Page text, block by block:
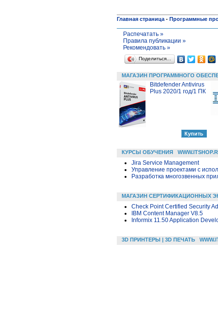
Главная страница - Программные
Распечатать »
Правила публикации »
Рекомендовать »
Поделиться…
МАГАЗИН ПРОГРАММНОГО
Bitdefender Antivirus
Plus 2020/1 год/1 ПК
КУРСЫ ОБУЧЕНИЯ
Jira Service Management
Управление проектами с
Разработка многозвенных
МАГАЗИН СЕРТИФИКАЦИОННЫХ
Check Point Certified Security
IBM Content Manager V8.5
Informix 11.50 Application
3D ПРИНТЕРЫ | 3D ПЕЧАТЬ